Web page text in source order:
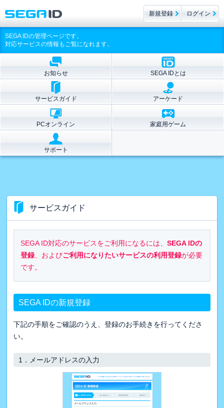
SEGA IDの管理ページです。
対応サービスの情報もご覧になれます。
お知らせ SEGA IDとは
サービスガイド アーケード
PCオンライン 家庭用ゲーム
サポート
サービスガイド
SEGA ID対応のサービスをご利用になるには、SEGA IDの
登録 、およびご利用になりたいサービスの利用登録が必要
です。
SEGA IDの新規登録
下記の手順をご確認のうえ、登録のお手続きを行ってくださ
い。
1． メールアドレスの入力
新規登録 ログイン